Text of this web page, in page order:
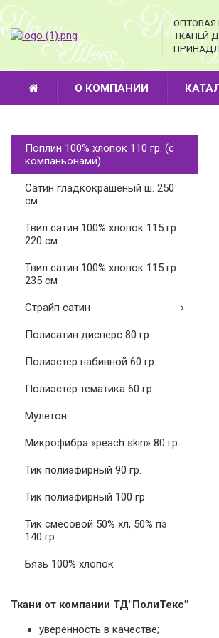
ТКАНЕЙ
О КОМПАНИИ
Поплин 100% хлопок 110 гр. (с
компаньонами)
Cатин гладкокрашеный ш. 250
см
Твил сатин 100% хлопок 115 гр.
220 см
Твил сатин 100% хлопок 115 гр.
235 см
Страйп сатин
Полисатин дисперс 80 гр.
Полиэстер набивной 60 гр.
Полиэстер тематика 60 гр.
Мулетон
Микрофибра «peach skin» 80 гр.
Тик полиэфирный 90 гр.
Тик полиэфирный 100 гр
Тик смесовой 50% хл, 50% пэ
140 гр
Бязь 100% хлопок
Ткани от компании ТД"ПолиТекс"
уверенность в качестве;